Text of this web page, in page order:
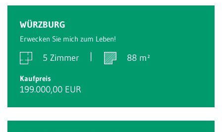
WÜRZBURG
Erwecken Sie mich zum Leben!
5 Zimmer 88 m²
Kaufpreis
199.000,00 EUR